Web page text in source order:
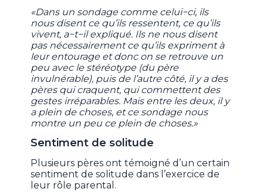
«Dans un sondage comme celui−ci, ils
nous disent ce qu’ils ressentent, ce qu’ils
vivent, a−t−il expliqué. Ils ne nous disent
pas nécessairement ce qu’ils expriment à
leur entourage et donc on se retrouve un
peu avec le stéréotype (du père
invulnérable), puis de l’autre côté, il y a des
pères qui craquent, qui commettent des
gestes irréparables. Mais entre les deux, il y
a plein de choses, et ce sondage nous
montre un peu ce plein de choses.»
Sentiment de solitude
Plusieurs pères ont témoigné d’un certain
sentiment de solitude dans l’exercice de
leur rôle parental.